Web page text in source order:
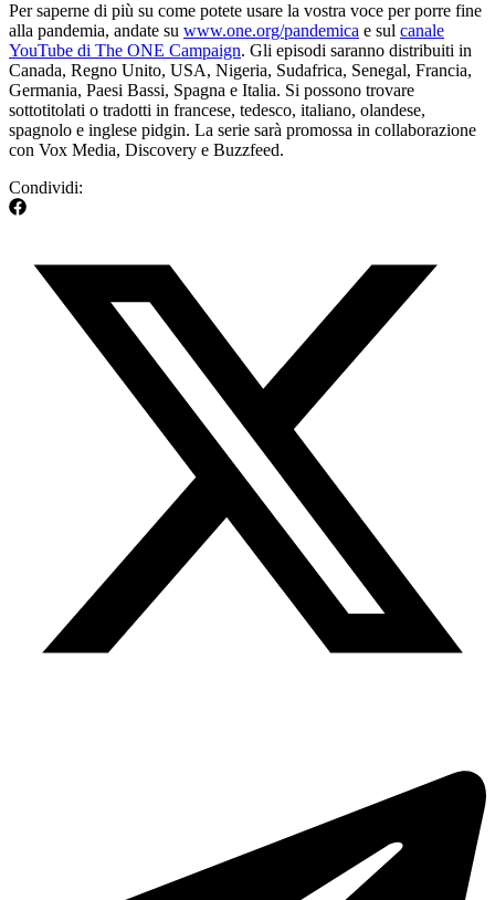
Per saperne di più su come potete usare la vostra voce per porre fine
alla pandemia, andate su www.one.org/pandemica e sul canale
YouTube di The ONE Campaign. Gli episodi saranno distribuiti in
Canada, Regno Unito, USA, Nigeria, Sudafrica, Senegal, Francia,
Germania, Paesi Bassi, Spagna e Italia. Si possono trovare
sottotitolati o tradotti in francese, tedesco, italiano, olandese,
spagnolo e inglese pidgin. La serie sarà promossa in collaborazione
con Vox Media, Discovery e Buzzfeed.
Condividi: